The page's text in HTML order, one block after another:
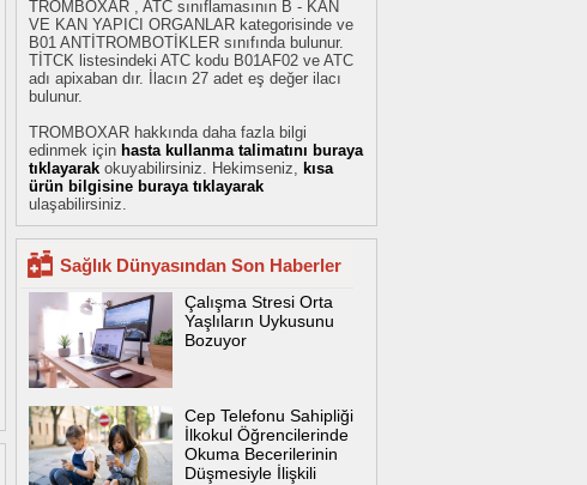
TROMBOXAR , ATC sınıflamasının B - KAN
VE KAN YAPICI ORGANLAR kategorisinde ve
B01 ANTİTROMBOTİKLER sınıfında bulunur.
TİTCK listesindeki ATC kodu B01AF02 ve ATC
adı apixaban dır. İlacın 27 adet eş değer ilacı
bulunur.
TROMBOXAR hakkında daha fazla bilgi
edinmek için hasta kullanma talimatını buraya
tıklayarak okuyabilirsiniz. Hekimseniz, kısa
ürün bilgisine buraya tıklayarak
ulaşabilirsiniz.
Sağlık Dünyasından Son Haberler
Çalışma Stresi Orta
Yaşlıların Uykusunu
Bozuyor
Cep Telefonu Sahipliği
İlkokul Öğrencilerinde
Okuma Becerilerinin
Düşmesiyle İlişkili